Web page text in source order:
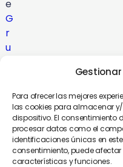
Para ofrecer las mejores
las cookies para almacenar
dispositivo. El consentimiento
procesar datos como el
identificaciones únicas en este
consentimiento, puede
características y funciones.
e
G
r
u
C
m